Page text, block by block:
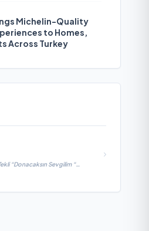
Michelin-Quality
to Homes,
Across Turkey
“Donacaksın Sevgilim “